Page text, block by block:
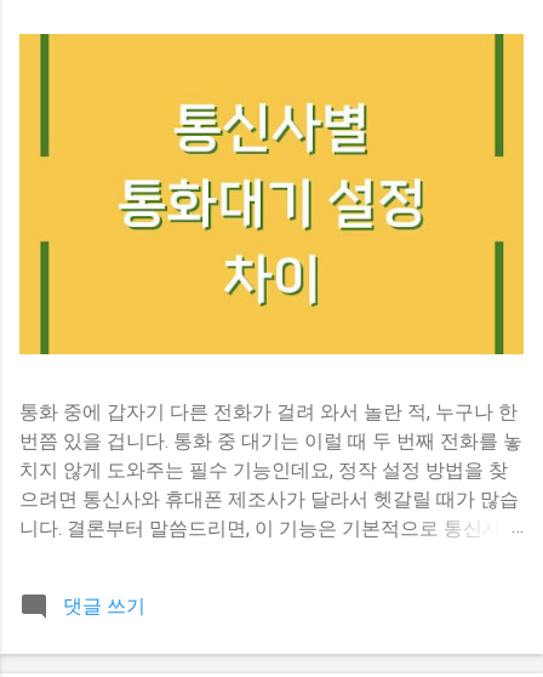
통화 중에 갑자기 다른 전화가 걸려 와서 놀란 적, 누구나 한
번쯤 있을 겁니다. 통화 중 대기는 이럴 때 두 번째 전화를 놓
치지 않게 도와주는 필수 기능인데요, 정작 설정 방법을 찾
으려면 통신사와 휴대폰 제조사가 달라서 헷갈릴 때가 많습
니다. 결론부터 말씀드리면, 이 기능은 기본적으로 통신사가
폰에서는 기본 활성화되어 있어서, 설정에서 해당 옵션을 찾
댓글 쓰기